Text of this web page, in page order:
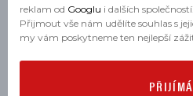
reklam od Googlu i dalších
Přijmout vše nám udělíte souhlas s
my vám poskytneme ten nejlepší